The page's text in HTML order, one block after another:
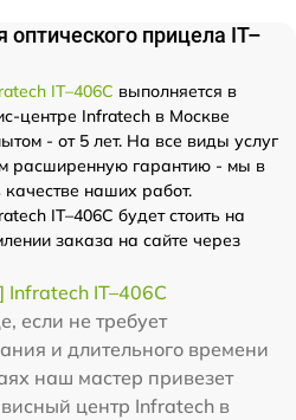
прицела IT–
IT–406С выполняется в
центре Infratech в Москве
- от 5 лет. На все виды услуг
расширенную гарантию - мы в
наших работ.
IT–406С будет стоить на
заказа на сайте через
Infratech IT–406С
если не требует
и длительного времени
наш мастер привезет
центр Infratech в